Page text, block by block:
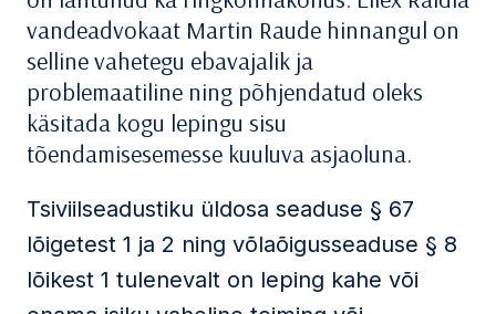
vandeadvokaat Martin Raude hinnangul on
selline vahetegu ebavajalik ja
problemaatiline ning põhjendatud oleks
käsitada kogu lepingu sisu
tõendamisesemesse kuuluva asjaoluna.
Tsiviilseadustiku üldosa seaduse § 67
lõigetest 1 ja 2 ning võlaõigusseaduse § 8
lõikest 1 tulenevalt on leping kahe või